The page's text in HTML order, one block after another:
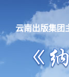
云南出版集团